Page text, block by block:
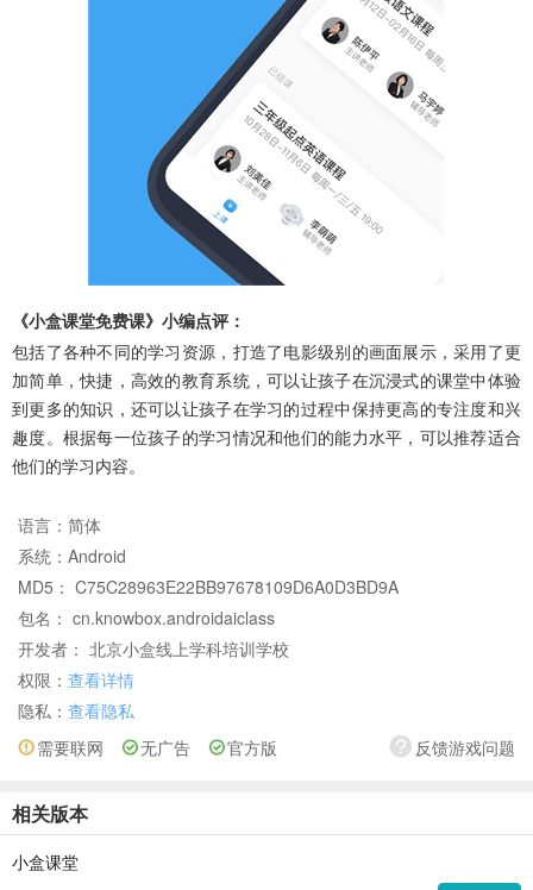
《小盒课堂免费课》小编点评：
包括了各种不同的学习资源，打造了电影级别的画面展示，采用了更
加简单，快捷，高效的教育系统，可以让孩子在沉浸式的课堂中体验
到更多的知识，还可以让孩子在学习的过程中保持更高的专注度和兴
趣度。根据每一位孩子的学习情况和他们的能力水平，可以推荐适合
他们的学习内容。
语言： 简体
系统： Android
MD5： C75C28963E22BB97678109D6A0D3BD9A
包名： cn.knowbox.androidaiclass
开发者： 北京小盒线上学科培训学校
权限： 查看详情
隐私： 查看隐私
反馈游戏问题
需要联网 无广告 官方版
相关版本
小盒课堂